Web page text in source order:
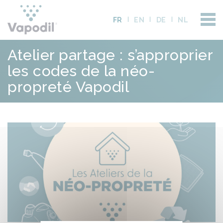
FR EN DE NL
Atelier partage : s’approprier
les codes de la néo-
propreté Vapodil